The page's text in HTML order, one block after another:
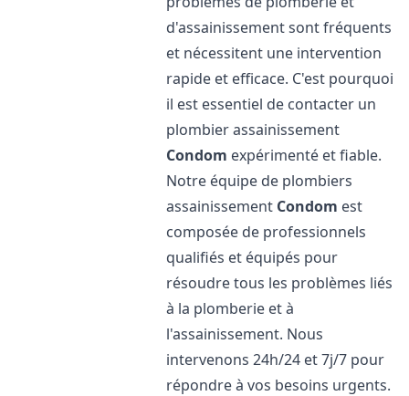
d'assainissement sont fréquents
et nécessitent une intervention
rapide et efficace. C'est pourquoi
il est essentiel de contacter un
plombier assainissement
Condom expérimenté et fiable.
Notre équipe de plombiers
assainissement Condom est
composée de professionnels
qualifiés et équipés pour
résoudre tous les problèmes liés
à la plomberie et à
l'assainissement. Nous
intervenons 24h/24 et 7j/7 pour
répondre à vos besoins urgents.